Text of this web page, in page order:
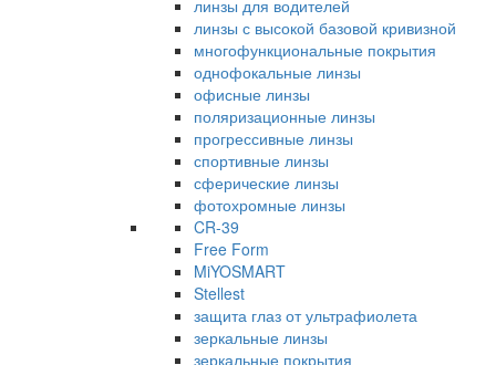
линзы для водителей
линзы с высокой базовой кривизной
многофункциональные покрытия
однофокальные линзы
офисные линзы
поляризационные линзы
прогрессивные линзы
спортивные линзы
сферические линзы
фотохромные линзы
CR-39
Free Form
MiYOSMART
Stellest
защита глаз от ультрафиолета
зеркальные линзы
зеркальные покрытия